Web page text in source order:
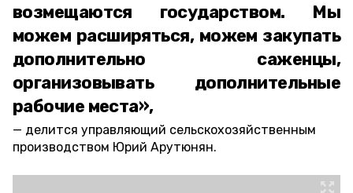
возмещаются государством. Мы
можем расширяться, можем закупать
дополнительно саженцы,
организовывать дополнительные
рабочие места»,
делится управляющий сельскохозяйственным
производством Юрий Арутюнян.